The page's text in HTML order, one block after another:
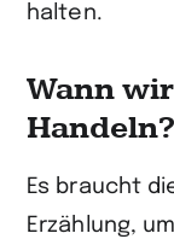
halten.
Wann
Handeln?
Es braucht
Erzählung,